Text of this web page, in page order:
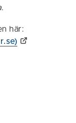
.
här: